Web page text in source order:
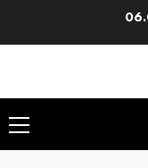
Primary
Menu